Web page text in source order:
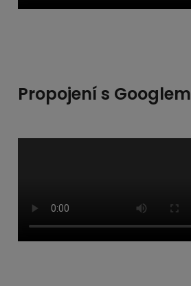
Propojení s Googlem